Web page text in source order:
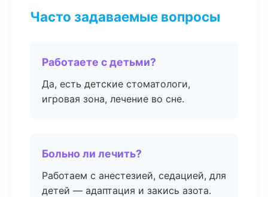
Часто задаваемые вопросы
Работаете с детьми?
Да, есть детские стоматологи,
игровая зона, лечение во сне.
Больно ли лечить?
Работаем с анестезией, седацией, для
детей — адаптация и закись азота.